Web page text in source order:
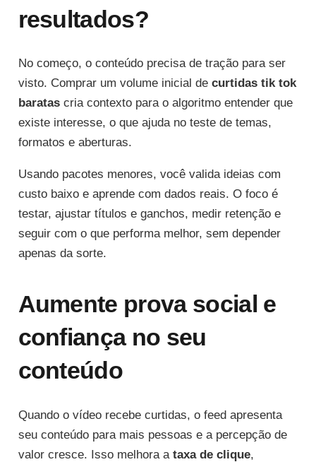
resultados?
No começo, o conteúdo precisa de tração para ser
visto. Comprar um volume inicial de curtidas tik tok
baratascria contexto para o algoritmo entender que
existe interesse, o que ajuda no teste de temas,
formatos e aberturas.
Usando pacotes menores, você valida ideias com
custo baixo e aprende com dados reais. O foco é
testar, ajustar títulos e ganchos, medir retenção e
seguir com o que performa melhor, sem depender
apenas da sorte.
Aumente prova social e
confiança no seu
conteúdo
Quando o vídeo recebe curtidas, o feed apresenta
seu conteúdo para mais pessoas e a percepção de
valor cresce. Isso melhora a taxa de clique,